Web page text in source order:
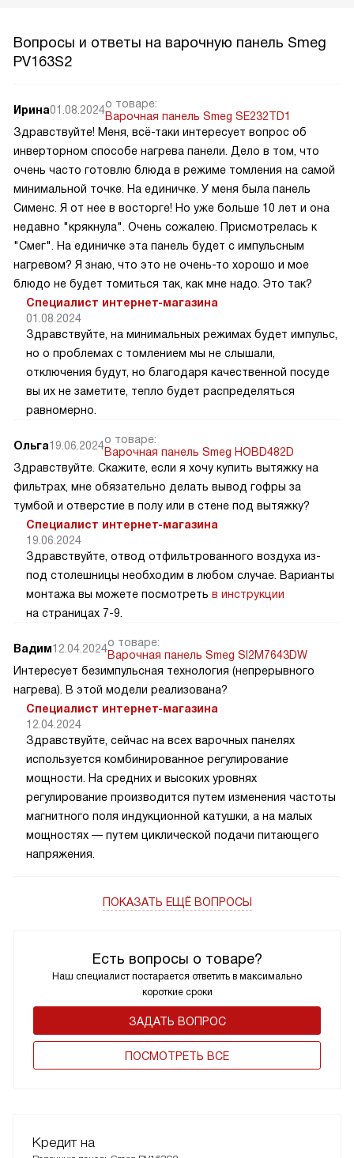
Вопросы и ответы на варочную панель Smeg
PV163S2
Есть вопросы о товаре?
Наш специалист постарается ответить в максимально
короткие сроки
ЗАДАТЬ ВОПРОС
ПОCМОТРЕТЬ ВСЕ
Ирина01.08.2024о товаре:
Варочная панель Smeg SE232TD1
Здравствуйте! Меня, всё-таки интересует вопрос об
инверторном способе нагрева панели. Дело в том, что
очень часто готовлю блюда в режиме томления на самой
минимальной точке. На единичке. У меня была панель
Сименс. Я от нее в восторге! Но уже больше 10 лет и она
недавно "крякнула". Очень сожалею. Присмотрелась к
"Смег". На единичке эта панель будет с импульсным
нагревом? Я знаю, что это не очень-то хорошо и мое
блюдо не будет томиться так, как мне надо. Это так?
Специалист интернет-магазина
01.08.2024
Здравствуйте, на минимальных режимах будет импульс,
но о проблемах с томлением мы не слышали,
отключения будут, но благодаря качественной посуде
вы их не заметите, тепло будет распределяться
равномерно.
Ольга19.06.2024о товаре:
Варочная панель Smeg HOBD482D
Здравствуйте. Скажите, если я хочу купить вытяжку на
фильтрах, мне обязательно делать вывод гофры за
тумбой и отверстие в полу или в стене под вытяжку?
Специалист интернет-магазина
19.06.2024
Здравствуйте, отвод отфильтрованного воздуха из-
под столешницы необходим в любом случае. Варианты
монтажа вы можете посмотреть в инструкции
на страницах 7-9.
Вадим12.04.2024о товаре:
Варочная панель Smeg SI2M7643DW
Интересует безимпульсная технология (непрерывного
нагрева). В этой модели реализована?
Специалист интернет-магазина
12.04.2024
Здравствуйте, сейчас на всех варочных панелях
используется комбинированное регулирование
мощности. На средних и высоких уровнях
регулирование производится путем изменения частоты
магнитного поля индукционной катушки, а на малых
мощностях — путем циклической подачи питающего
напряжения.
ПОКАЗАТЬ ЕЩЁ ВОПРОСЫ
Кредит на